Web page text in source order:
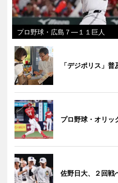
プロ野球・広島７―１１巨人
「デジポリス」
プロ野球・オリ
佐野日大、２回